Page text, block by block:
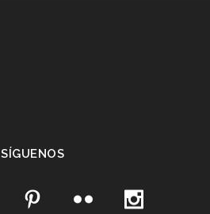
SÍGUENOS